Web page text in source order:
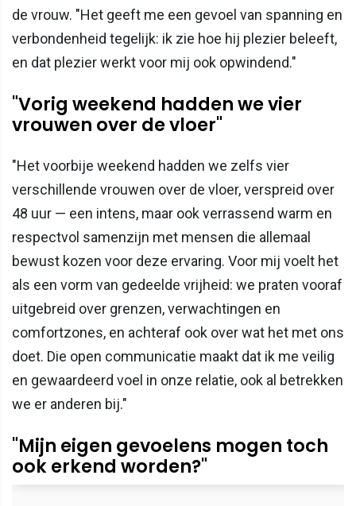
de vrouw. "Het geeft me een gevoel van spanning en
verbondenheid tegelijk: ik zie hoe hij plezier beleeft,
en dat plezier werkt voor mij ook opwindend."
"Vorig weekend hadden we vier
vrouwen over de vloer"
"Het voorbije weekend hadden we zelfs vier
verschillende vrouwen over de vloer, verspreid over
48 uur — een intens, maar ook verrassend warm en
respectvol samenzijn met mensen die allemaal
bewust kozen voor deze ervaring. Voor mij voelt het
als een vorm van gedeelde vrijheid: we praten vooraf
uitgebreid over grenzen, verwachtingen en
comfortzones, en achteraf ook over wat het met ons
doet. Die open communicatie maakt dat ik me veilig
en gewaardeerd voel in onze relatie, ook al betrekken
we er anderen bij."
"Mijn eigen gevoelens mogen toch
ook erkend worden?"